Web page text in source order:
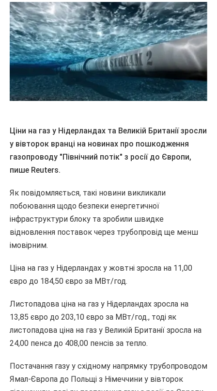
Ціни на газ у Нідерландах та Великій Британії зросли
у вівторок вранці на новинах про пошкодження
газопроводу "Північний потік" з росії до Європи,
пише Reuters.
Як повідомляється, такі новини викликали
побоювання щодо безпеки енергетичної
інфраструктури блоку та зробили швидке
відновлення поставок через трубопровід ще менш
імовірним.
Ціна на газ у Нідерландах у жовтні зросла на 11,00
євро до 184,50 євро за МВт/год.
Листопадова ціна на газ у Нідерландах зросла на
13,85 євро до 203,10 євро за МВт/год., тоді як
листопадова ціна на газ у Великій Британії зросла на
24,00 пенса до 408,00 пенсів за тепло.
Постачання газу у східному напрямку трубопроводом
Ямал-Європа до Польщі з Німеччини у вівторок